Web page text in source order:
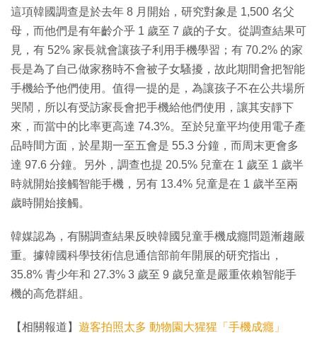
片
這項韓國調查是於去年 8 月開始，研究對象是 1,500 名父
母，而他們是有年齡介乎 1 歲至 7 歲的子女。從調查結果可
見，有 52% 家長就會讓孩子利用手機學習；有 70.2% 的家
長是為了自己做家務時不會被子女騷擾，故此期間會把智能
手機給予他們使用。值得一提的是，為讓孩子不在公共場所
哭鬧，所以有受訪家長會把手機給他們使用，讓其安靜下
來，而當中的比率更高達 74.3%。至於兒童平均使用電子產
品時間方面，於星期一至五會是 55.3 分鐘，而周末更會多
達 97.6 分鐘。另外，調查也提 20.5% 兒童在 1 歲至 1 歲半
時就開始接觸智能手機，另有 13.4% 兒童是在 1 歲半至兩
歲時開始接觸。
韓媒認為，有關調查結果反映韓國兒童手機成癮問題漸趨嚴
重。據韓國科學技術信息通信部前年開展的研究指出，
35.8% 青少年和 27.3% 3 歲至 9 歲兒童是嚴重依賴智能手
機的高危群組。
【相關報道】 遊客拍照太多 動物園大猩猩「手機成癮」